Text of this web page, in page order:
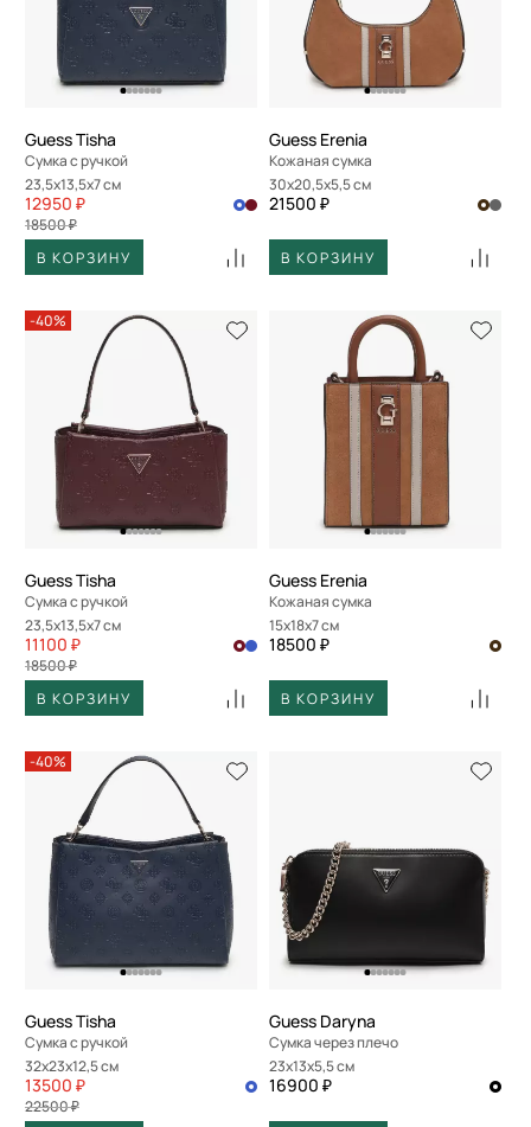
Guess Tisha
Сумка с ручкой
23,5x13,5x7 см
12950 ₽
18500 ₽
В КОРЗИНУ
Guess Erenia
Кожаная сумка
30x20,5x5,5 см
21500 ₽
В КОРЗИНУ
-40%
Guess Tisha
Сумка с ручкой
23,5x13,5x7 см
11100 ₽
18500 ₽
В КОРЗИНУ
Guess Erenia
Кожаная сумка
15x18x7 см
18500 ₽
В КОРЗИНУ
-40%
Guess Tisha
Сумка с ручкой
32x23x12,5 см
13500 ₽
22500 ₽
Guess Daryna
Сумка через плечо
23x13x5,5 см
16900 ₽